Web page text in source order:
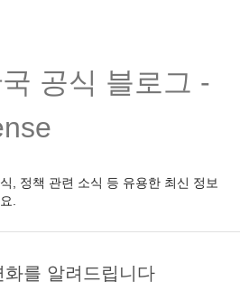
공식 블로그 -
, 정책 관련 소식 등 유용한 최신 정보
.
를 알려드립니다